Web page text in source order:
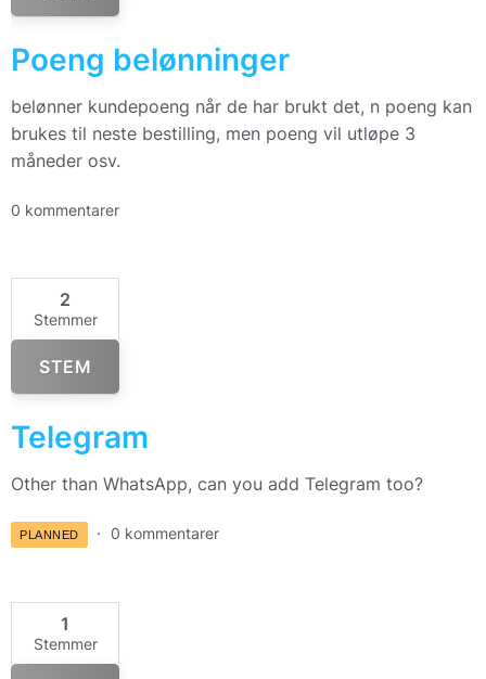
Poeng belønninger
belønner kundepoeng når de har brukt det, n poeng kan
brukes til neste bestilling, men poeng vil utløpe 3
måneder osv.
0 kommentarer
2
Stemmer
STEM
Telegram
Other than WhatsApp, can you add Telegram too?
PLANNED 0 kommentarer
1
Stemmer